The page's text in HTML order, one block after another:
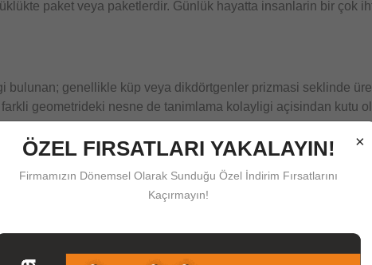
paket veya paketlerdir. Günlük hayatta insanlarin bir çok
bulunan; genellikle küp veya dikdörtgenler prizmasi seklinde
geometrideki nesne de tanimlama kolayligi açisindan kutu
Basliklar Altinda Toplanir
oldugunuz belge, ürün, esya, elbise, ofis, ev
kolayligi bulunan, çalisma alaninizi genisletecek olan
ilke edinen
sektörde kaliteyi yakalamis ve
×
ÖZEL FIRSATLARI YAKALAYIN!
Firmamızın Dönemsel Olarak Sunduğu Özel İndirim Fırsatlarını
Kaçırmayın!